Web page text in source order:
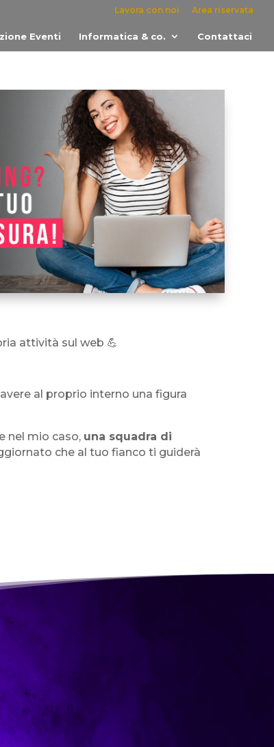
Lavora con noi Area riservata
Eventi Informatica & co. Contattaci
attività sul web 💪
al proprio interno una figura
nel mio caso, una squadra di
che al tuo fianco ti guiderà